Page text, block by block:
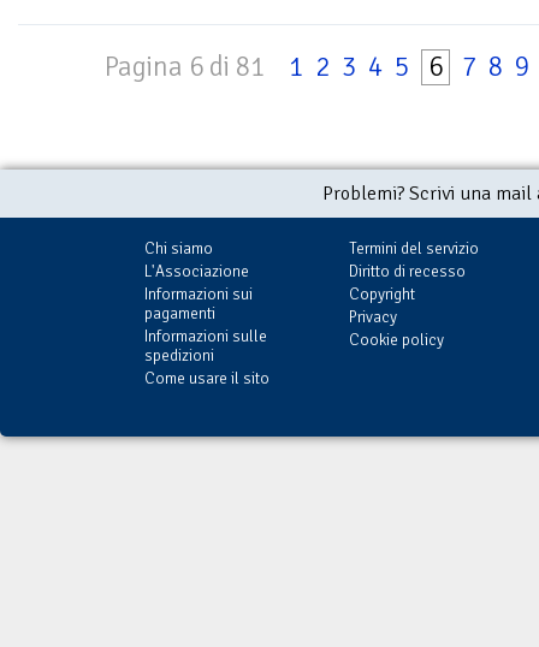
Pagina 6 di 81 1 2 3 4 5 6 7 8 9
Problemi? Scrivi una
Chi siamo
L'Associazione
Informazioni sui
pagamenti
Informazioni sulle
spedizioni
Come usare il sito
Termini del servizio
Diritto di recesso
Copyright
Privacy
Cookie policy